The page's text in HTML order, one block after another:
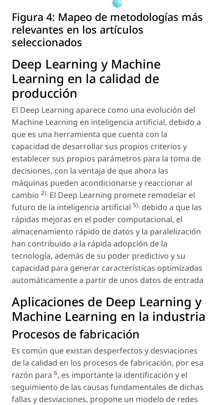
Figura 4: Mapeo de metodologías más
relevantes en los artículos
seleccionados
Deep Learning y Machine
Learning en la calidad de
producción
El Deep Learning aparece como una evolución del
Machine Learning en inteligencia artificial, debido a
que es una herramienta que cuenta con la
capacidad de desarrollar sus propios criterios y
establecer sus propios parámetros para la toma de
decisiones, con la ventaja de que ahora las
máquinas pueden acondicionarse y reaccionar al
cambio 2). El Deep Learning promete remodelar el
futuro de la inteligencia artificial 5), debido a que las
rápidas mejoras en el poder computacional, el
almacenamiento rápido de datos y la paralelización
han contribuido a la rápida adopción de la
tecnología, además de su poder predictivo y su
capacidad para generar características optimizadas
automáticamente a partir de unos datos de entrada
Aplicaciones de Deep Learning y
Machine Learning en la industria
Procesos de fabricación
Es común que existan desperfectos y desviaciones
de la calidad en los procesos de fabricación, por esa
razón para 6, es importante la identificación y el
seguimiento de las causas fundamentales de dichas
fallas y desviaciones, propone un modelo de redes